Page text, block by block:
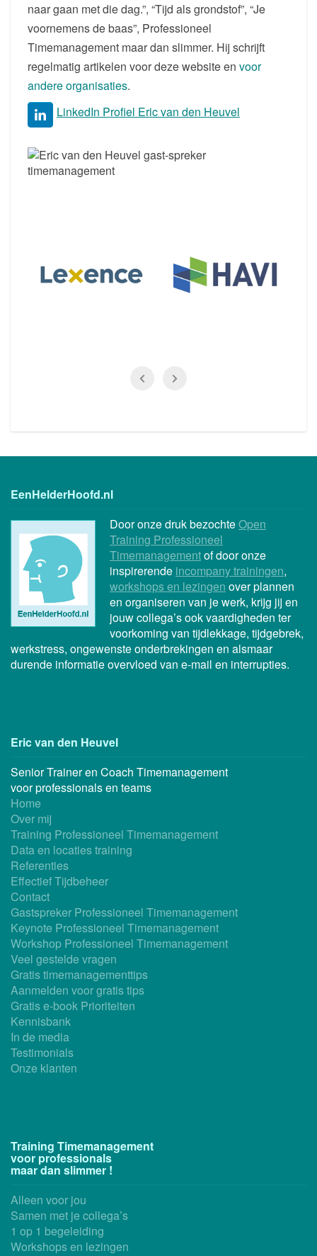
naar gaan met die dag.”, “Tijd als grondstof”, “Je
voornemens de baas”, Professioneel
Timemanagement maar dan slimmer. Hij schrijft
regelmatig artikelen voor deze website en voor
andere organisaties.
LinkedIn Profiel Eric van den Heuvel
EenHelderHoofd.nl
Door onze druk bezochteOpen
Training Professioneel
Timemanagementof door onze
inspirerende incompany trainingen,
workshops en lezingen over plannen
en organiseren van je werk, krijg jij en
jouw collega’s ook vaardigheden ter
voorkoming van tijdlekkage, tijdgebrek,
werkstress, ongewenste onderbrekingen en alsmaar
durende informatie overvloed van e-mail en interrupties.
Eric van den Heuvel
Senior Trainer en Coach Timemanagement
voor professionals en teams
Home
Over mij
Training Professioneel Timemanagement
Data en locaties training
Referenties
Effectief Tijdbeheer
Contact
Gastspreker Professioneel Timemanagement
Keynote Professioneel Timemanagement
Workshop Professioneel Timemanagement
Veel gestelde vragen
Gratis timemanagementtips
Aanmelden voor gratis tips
Gratis e-book Prioriteiten
Kennisbank
In de media
Testimonials
Onze klanten
Training Timemanagement
voor professionals
maar dan slimmer !
Alleen voor jou
Samen met je collega’s
1 op 1 begeleiding
Workshops en lezingen